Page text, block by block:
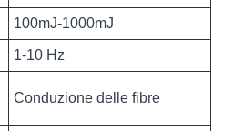
100mJ-1000mJ
1-10 Hz
Conduzione delle fibre